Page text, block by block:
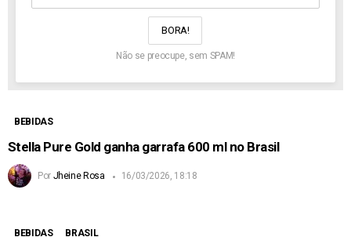
Não se preocupe, sem SPAM!
BEBIDAS
Stella Pure Gold ganha garrafa 600 ml no Brasil
Por Jheine Rosa 16/03/2026, 18:18
BEBIDAS BRASIL